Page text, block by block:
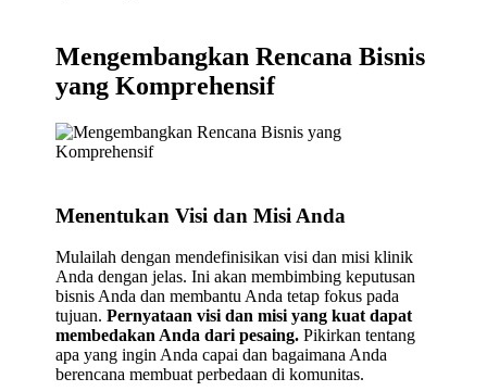
Mengembangkan Rencana Bisnis
yang Komprehensif
Menentukan Visi dan Misi Anda
Mulailah dengan mendefinisikan visi dan misi klinik
Anda dengan jelas. Ini akan membimbing keputusan
bisnis Anda dan membantu Anda tetap fokus pada
tujuan.Pernyataan visi dan misi yang kuat dapat
membedakan Anda dari pesaing. Pikirkan tentang
apa yang ingin Anda capai dan bagaimana Anda
berencana membuat perbedaan di komunitas.